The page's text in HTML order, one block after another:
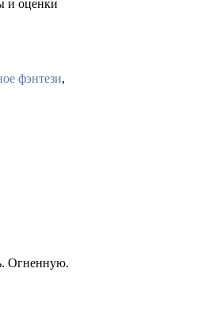
и оценки
фэнтези,
Огненную.